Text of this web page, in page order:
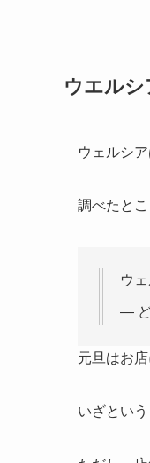
ウエルシ
ウェルシ
調べたとこ
ウ
— ど
元旦はお
いざとい